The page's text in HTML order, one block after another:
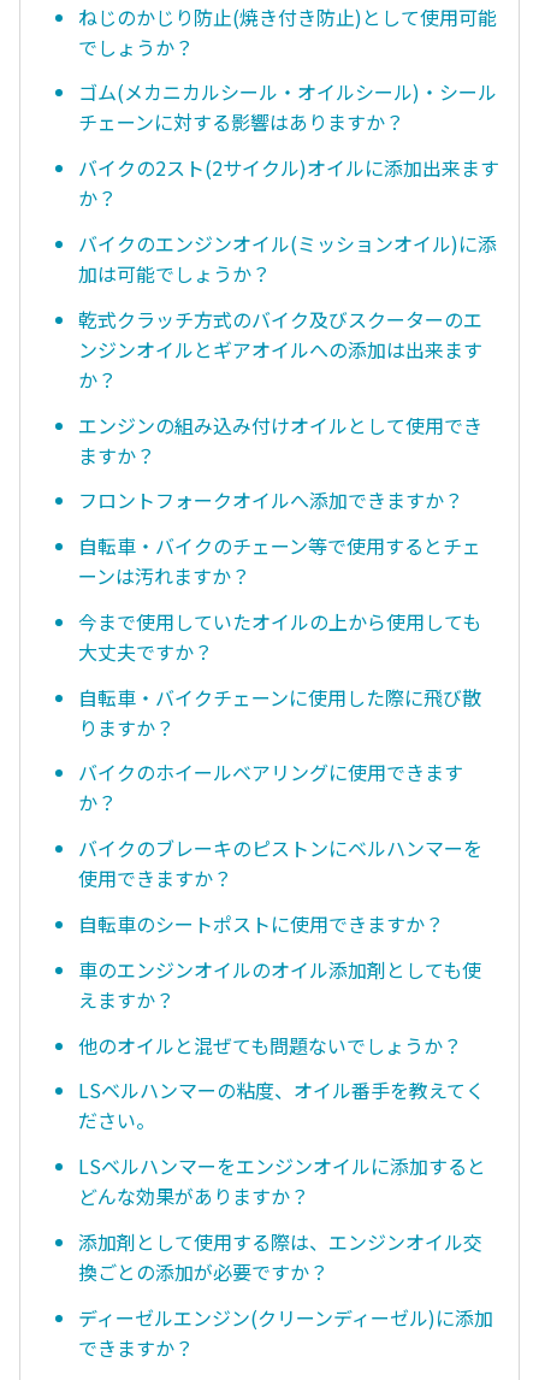
ねじのかじり防止(焼き付き防止)として使用可能
でしょうか？
ゴム(メカニカルシール・オイルシール)・シール
チェーンに対する影響はありますか？
バイクの2スト(2サイクル)オイルに添加出来ます
か？
バイクのエンジンオイル(ミッションオイル)に添
加は可能でしょうか？
乾式クラッチ方式のバイク及びスクーターのエ
ンジンオイルとギアオイルへの添加は出来ます
か？
エンジンの組み込み付けオイルとして使用でき
ますか？
フロントフォークオイルへ添加できますか？
自転車・バイクのチェーン等で使用するとチェ
ーンは汚れますか？
今まで使用していたオイルの上から使用しても
大丈夫ですか？
自転車・バイクチェーンに使用した際に飛び散
りますか？
バイクのホイールベアリングに使用できます
か？
バイクのブレーキのピストンにベルハンマーを
使用できますか？
自転車のシートポストに使用できますか？
車のエンジンオイルのオイル添加剤としても使
えますか？
他のオイルと混ぜても問題ないでしょうか？
LSベルハンマーの粘度、オイル番手を教えてく
ださい。
LSベルハンマーをエンジンオイルに添加すると
どんな効果がありますか？
添加剤として使用する際は、エンジンオイル交
換ごとの添加が必要ですか？
ディーゼルエンジン(クリーンディーゼル)に添加
できますか？